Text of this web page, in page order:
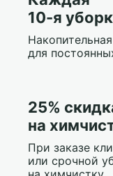
10-я
для
25%
на
При заказе
или срочной